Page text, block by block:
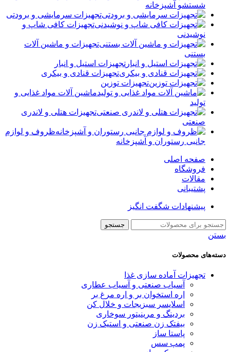
شستشو آشپزخانه
تجهیزات سرمایشی و برودتی
تجهیزات کافی شاپ و
نوشیدنی
تجهیزات و ماشین آلات
بستنی
تجهیزات استیل و انبار
تجهیزات قنادی و بیکری
تجهیزات توزین
ماشین آلات مواد غذایی و
تولید
تجهیزات هتلی و لاندری
صنعتی
ظروف و لوازم
جانبی رستوران و آشپزخانه
صفحه اصلی
فروشگاه
مقالات
پشتیبانی
پیشنهادات شگفت انگیز
جستجو
بستن
دسته‌های محصولات
تجهیزات آماده سازی غذا
آسیاب صنعتی و آسیاب عطاری
اره استخوان بر و اره مرغ بر
اسلایسر سبزیجات و خلال کن
بردینگ و مرینیتور سوخاری
بیفتک زن صنعتی و استیک زن
پاستا ساز
پمپ سس